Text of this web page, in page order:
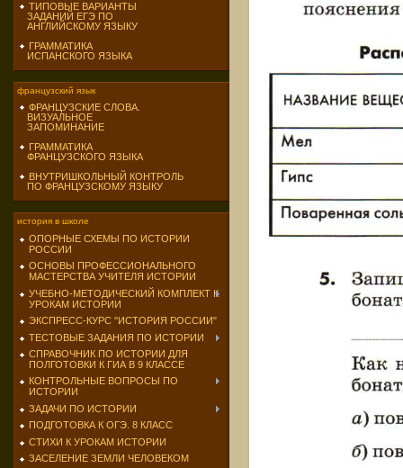
ТИПОВЫЕ ВАРИАНТЫ
ЗАДАНИЙ ЕГЭ ПО
АНГЛИЙСКОМУ ЯЗЫКУ
ГРАММАТИКА
ИСПАНСКОГО ЯЗЫКА
французский язык
ФРАНЦУЗСКИЕ СЛОВА.
ВИЗУАЛЬНОЕ
ЗАПОМИНАНИЕ
ГРАММАТИКА
ФРАНЦУЗСКОГО ЯЗЫКА
ВНУТРИШКОЛЬНЫЙ КОНТРОЛЬ
ПО ФРАНЦУЗСКОМУ ЯЗЫКУ
история в школе
ОПОРНЫЕ СХЕМЫ ПО ИСТОРИИ
РОССИИ
ОСНОВЫ ПРОФЕССИОНАЛЬНОГО
МАСТЕРСТВА УЧИТЕЛЯ ИСТОРИИ
УЧЕБНО-МЕТОДИЧЕСКИЙ КОМПЛЕКТ К
УРОКАМ ИСТОРИИ
ЭКСПРЕСС-КУРС "ИСТОРИЯ РОССИИ"
ТЕСТОВЫЕ ЗАДАНИЯ ПО ИСТОРИИ
СПРАВОЧНИК ПО ИСТОРИИ ДЛЯ
ПОЛГОТОВКИ К ГИА В 9 КЛАССЕ
КОНТРОЛЬНЫЕ ВОПРОСЫ ПО
ИСТОРИИ
ЗАДАЧИ ПО ИСТОРИИ
ПОДГОТОВКА К ОГЭ. 8 КЛАСС
СТИХИ К УРОКАМ ИСТОРИИ
ЗАСЕЛЕНИЕ ЗЕМЛИ ЧЕЛОВЕКОМ